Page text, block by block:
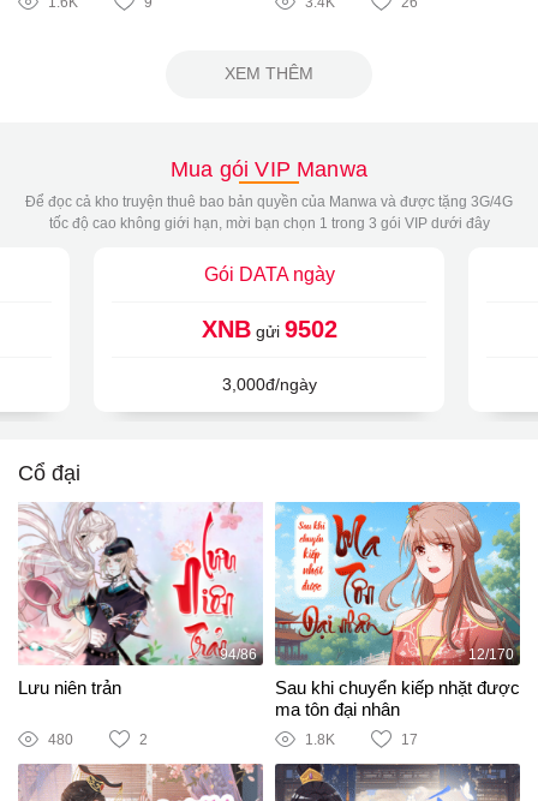
XEM THÊM
Mua gói VIP Manwa
Để đọc cả kho truyện thuê bao bản quyền của Manwa và được tặng 3G/4G
tốc độ cao không giới hạn, mời bạn chọn 1 trong 3 gói VIP dưới đây
Gói DATA ngày
XNBgửi 9502
3,000đ/ngày
Cổ đại
94/86
Lưu niên trản
480 2
12/170
Sau khi chuyển kiếp nhặt được
ma tôn đại nhân
1.8K 17